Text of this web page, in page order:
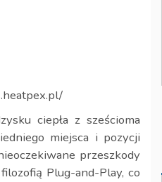
ciepła z sześcioma
miejsca i pozycji
przeszkody
Plug-and-Play, co